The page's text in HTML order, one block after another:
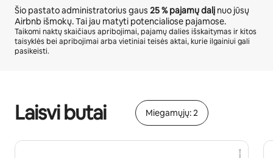
Šio pastato administratorius gaus 25 %pajamų dalį nuo jūsų
Airbnb išmokų. Tai jau matyti potencialiose pajamose.
Taikomi naktų skaičiaus apribojimai, pajamų dalies išskaitymas ir kitos
taisyklės bei apribojimai arba vietiniai teisės aktai, kurie ilgainiui gali
pasikeisti.
Laisvi butai Miegamųjų: 2